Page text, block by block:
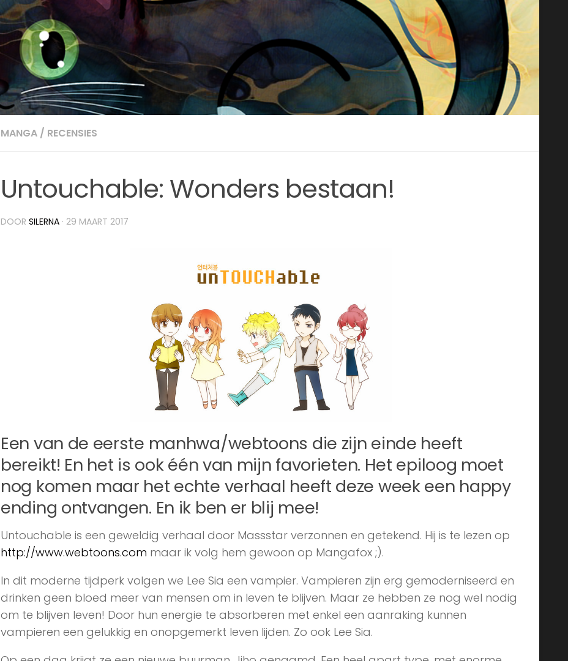
MANGA / RECENSIES
Untouchable: Wonders bestaan!
DOOR SILERNA · 29 MAART 2017
Een van de eerste manhwa/webtoons die zijn einde heeft
bereikt! En het is ook één van mijn favorieten. Het epiloog moet
nog komen maar het echte verhaal heeft deze week een happy
ending ontvangen. En ik ben er blij mee!
Untouchable is een geweldig verhaal door Massstar verzonnen en getekend. Hij is te lezen op
http://www.webtoons.com maar ik volg hem gewoon op Mangafox ;).
In dit moderne tijdperk volgen we Lee Sia een vampier. Vampieren zijn erg gemoderniseerd en
drinken geen bloed meer van mensen om in leven te blijven. Maar ze hebben ze nog wel nodig
om te blijven leven! Door hun energie te absorberen met enkel een aanraking kunnen
vampieren een gelukkig en onopgemerkt leven lijden. Zo ook Lee Sia.